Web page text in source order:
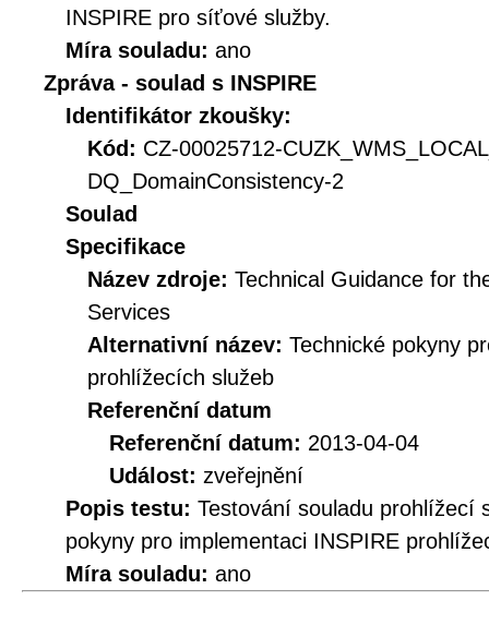
INSPIRE pro síťové služby.
Míra souladu: ano
Zpráva - soulad s INSPIRE
Identifikátor zkoušky:
Kód: CZ-00025712-
DQ_DomainConsistency-2
Soulad
Specifikace
Název zdroje: Technical Guidance for
Services
Alternativní název: Technické pokyny
prohlížecích služeb
Referenční datum
Referenční datum: 2013-04-04
Událost: zveřejnění
Popis testu: Testování souladu prohlížecí
pokyny pro implementaci INSPIRE
Míra souladu: ano